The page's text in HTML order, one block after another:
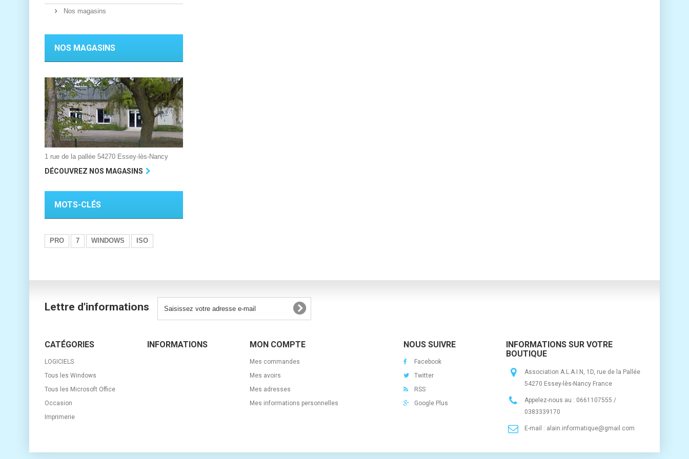
Nos magasins
NOS MAGASINS
1 rue de la pallée 54270 Essey-lès-Nancy
DÉCOUVREZ NOS MAGASINS
MOTS-CLÉS
PRO 7 WINDOWS ISO
Lettre d'informations
CATÉGORIES
LOGICIELS
Tous les Windows
Tous les Microsoft Office
Occasion
Imprimerie
INFORMATIONS MON COMPTE
Mes commandes
Mes avoirs
Mes adresses
Mes informations personnelles
NOUS SUIVRE
Facebook
Twitter
RSS
Google Plus
INFORMATIONS SUR VOTRE
BOUTIQUE
Association A.L.A.I.N, 1D, rue de la Pallée
54270 Essey-lès-Nancy France
Appelez-nous au : 0661107555 /
0383339170
E-mail : alain.informatique@gmail.com